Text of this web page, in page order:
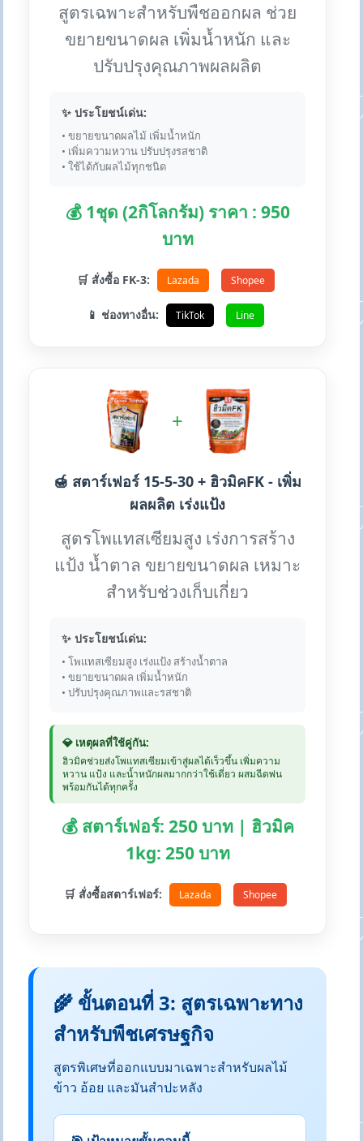
สูตรเฉพาะสำหรับพืชออกผล ช่วย
ขยายขนาดผล เพิ่มน้ำหนัก และ
ปรับปรุงคุณภาพผลผลิต
✨ ประโยชน์เด่น:
• ขยายขนาดผลไม้ เพิ่มน้ำหนัก
• เพิ่มความหวาน ปรับปรุงรสชาติ
• ใช้ได้กับผลไม้ทุกชนิด
💰 1ชุด (2กิโลกรัม) ราคา : 950
บาท
🛒 สั่งซื้อ FK-3: Lazada Shopee
📱 ช่องทางอื่น: TikTok Line
+
🍯 สตาร์เฟอร์ 15-5-30 + ฮิวมิคFK - เพิ่ม
ผลผลิต เร่งแป้ง
สูตรโพแทสเซียมสูง เร่งการสร้าง
แป้ง น้ำตาล ขยายขนาดผล เหมาะ
สำหรับช่วงเก็บเกี่ยว
✨ ประโยชน์เด่น:
• โพแทสเซียมสูง เร่งแป้ง สร้างน้ำตาล
• ขยายขนาดผล เพิ่มน้ำหนัก
• ปรับปรุงคุณภาพและรสชาติ
💎 เหตุผลที่ใช้คู่กัน:
ฮิวมิคช่วยส่งโพแทสเซียมเข้าสู่ผลได้เร็วขึ้น เพิ่มความ
หวาน แป้ง และน้ำหนักผลมากกว่าใช้เดี่ยว ผสมฉีดพ่น
พร้อมกันได้ทุกครั้ง
💰 สตาร์เฟอร์: 250 บาท | ฮิวมิค
1kg: 250 บาท
🛒 สั่งซื้อสตาร์เฟอร์: Lazada Shopee
🌾 ขั้นตอนที่ 3: สูตรเฉพาะทาง
สำหรับพืชเศรษฐกิจ
สูตรพิเศษที่ออกแบบมาเฉพาะสำหรับผลไม้
ข้าว อ้อย และมันสำปะหลัง